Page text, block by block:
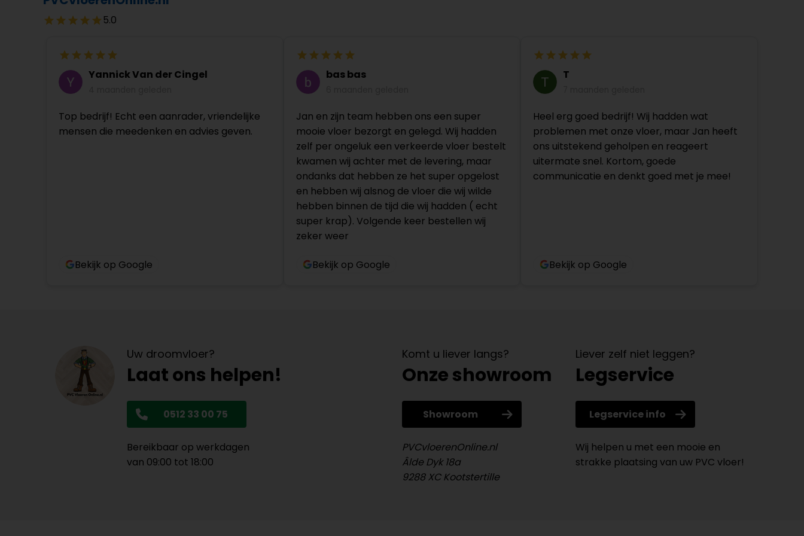
5.0
Yannick Van der Cingel
Top bedrijf! Echt een aanrader, vriendelijke
mensen die meedenken en advies geven.
Bekijk op Google
bas bas
Jan en zijn team hebben ons een super
mooie vloer bezorgt en gelegd. Wij hadden
zelf per ongeluk een verkeerde vloer bestelt
kwamen wij achter met de levering, maar
ondanks dat hebben ze het super opgelost
en hebben wij alsnog de vloer die wij wilde
hebben binnen de tijd die wij hadden ( echt
super krap). Volgende keer bestellen wij
zeker weer
Bekijk op Google
T
Heel erg goed bedrijf! Wij hadden wat
problemen met onze vloer, maar Jan heeft
ons uitstekend geholpen en reageert
uitermate snel. Kortom, goede
communicatie en denkt goed met je mee!
Bekijk op Google
Uw droomvloer?
Laat ons helpen!
0512 33 00 75
Bereikbaar op werkdagen
van 09:00 tot 18:00
Komt u liever langs?
Onze showroom
Showroom
PVCvloerenOnline.nl
Âlde Dyk 18a
9288 XC Kootstertille
Liever zelf niet leggen?
Legservice
Legservice info
Wij helpen u met een mooie en
strakke plaatsing van uw PVC vloer!